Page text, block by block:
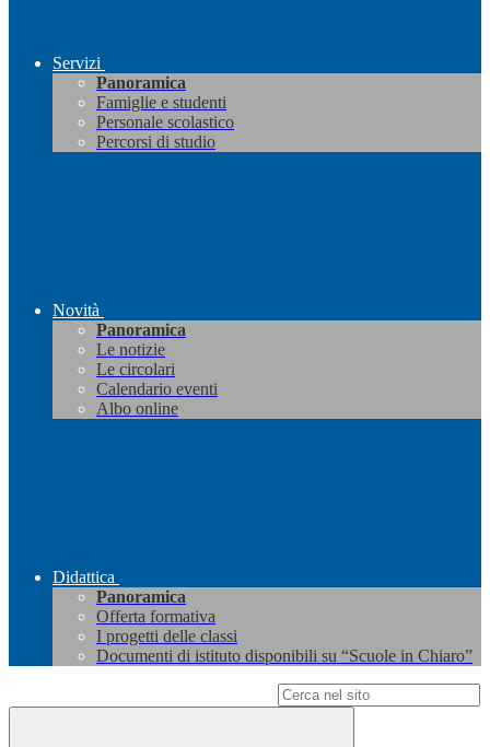
Servizi
Panoramica
Famiglie e studenti
Personale scolastico
Percorsi di studio
Novità
Panoramica
Le notizie
Le circolari
Calendario eventi
Albo online
Didattica
Panoramica
Offerta formativa
I progetti delle classi
Documenti di istituto disponibili su “Scuole in Chiaro”